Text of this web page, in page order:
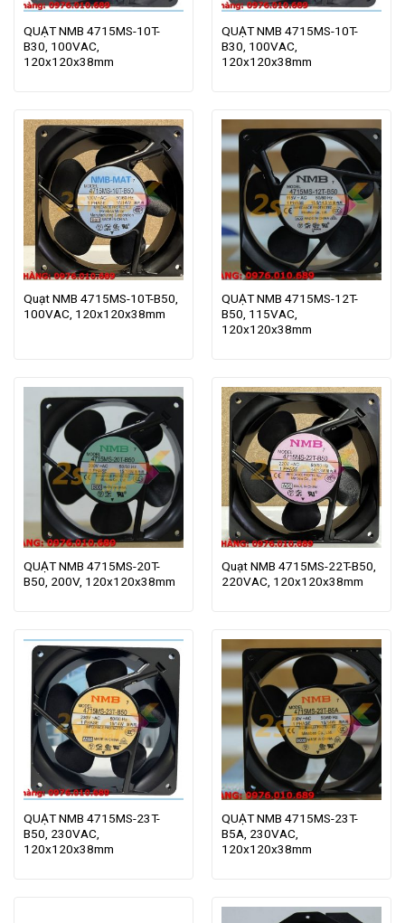
QUẠT NMB 4715MS-10T-
B30, 100VAC,
120x120x38mm
QUẠT NMB 4715MS-10T-
B30, 100VAC,
120x120x38mm
Quạt NMB 4715MS-10T-B50,
100VAC, 120x120x38mm
QUẠT NMB 4715MS-12T-
B50, 115VAC,
120x120x38mm
QUẠT NMB 4715MS-20T-
B50, 200V, 120x120x38mm
Quạt NMB 4715MS-22T-B50,
220VAC, 120x120x38mm
QUẠT NMB 4715MS-23T-
B50, 230VAC,
120x120x38mm
QUẠT NMB 4715MS-23T-
B5A, 230VAC,
120x120x38mm